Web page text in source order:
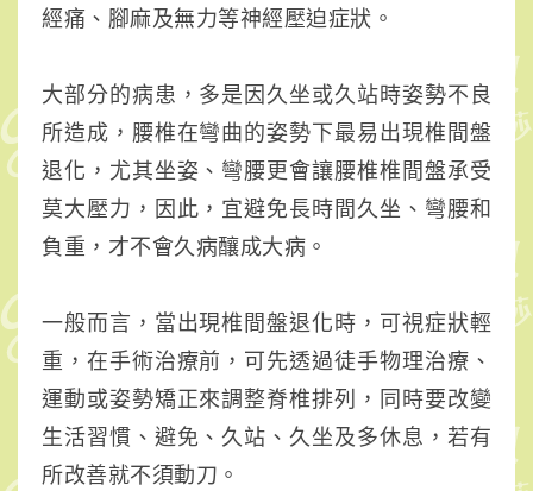
來
經痛、腳麻及無力等神經壓迫症狀。
大部分的病患，多是因久坐或久站時姿勢不良
所造成，腰椎在彎曲的姿勢下最易出現椎間盤
退化，尤其坐姿、彎腰更會讓腰椎椎間盤承受
莫大壓力，因此，宜避免長時間久坐、彎腰和
負重，才不會久病釀成大病。
一般而言，當出現椎間盤退化時，可視症狀輕
重，在手術治療前，可先透過徒手物理治療、
運動或姿勢矯正來調整脊椎排列，同時要改變
生活習慣、避免、久站、久坐及多休息，若有
所改善就不須動刀。